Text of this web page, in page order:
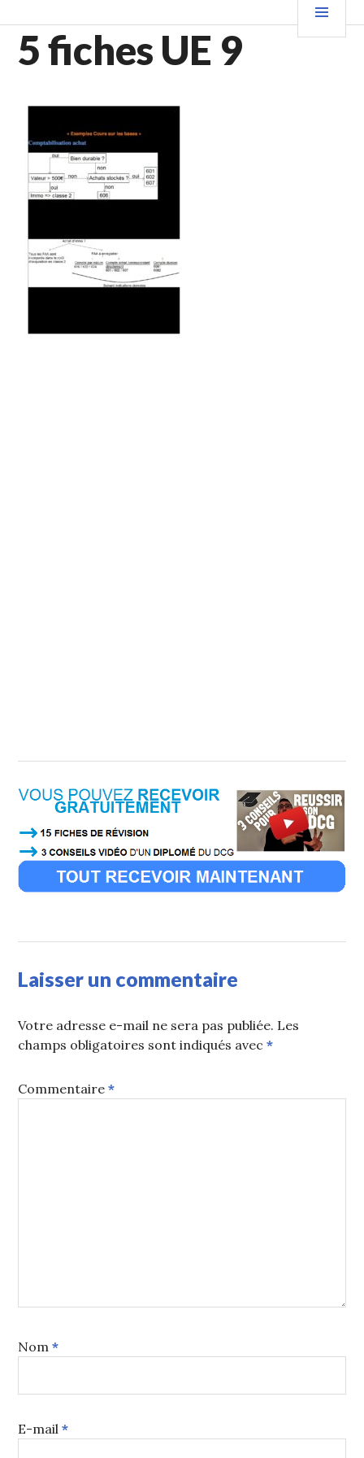
au
contenu
principal
5 fiches UE 9
Laisser un commentaire
Votre adresse e-mail ne sera pas publiée. Les
champs obligatoires sont indiqués avec*
Commentaire*
Nom*
E-mail*